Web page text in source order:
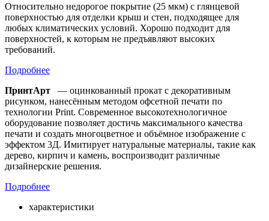
Относительно недорогое покрытие (25 мкм) с глянцевой
поверхностью для отделки крыш и стен, подходящее для
любых климатических условий. Хорошо подходит для
поверхностей, к которым не предъявляют высоких
требований.
Подробнее
ПринтАрт
— оцинкованный прокат с декоративным
рисунком, нанесённым методом офсетной печати по
технологии Print. Современное высокотехнологичное
оборудование позволяет достичь максимального качества
печати и создать многоцветное и объёмное изображение с
эффектом 3Д. Имитирует натуральные материалы, такие как
дерево, кирпич и камень, воспроизводит различные
дизайнерские решения.
Подробнее
характеристики